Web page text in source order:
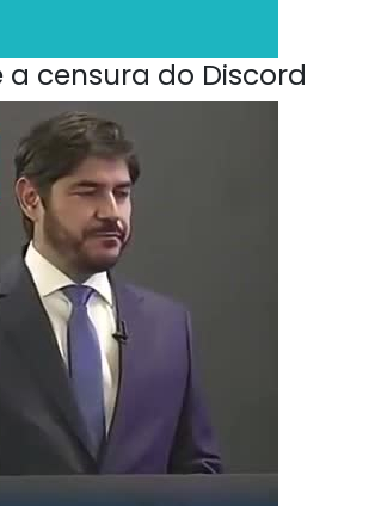
censura do Discord